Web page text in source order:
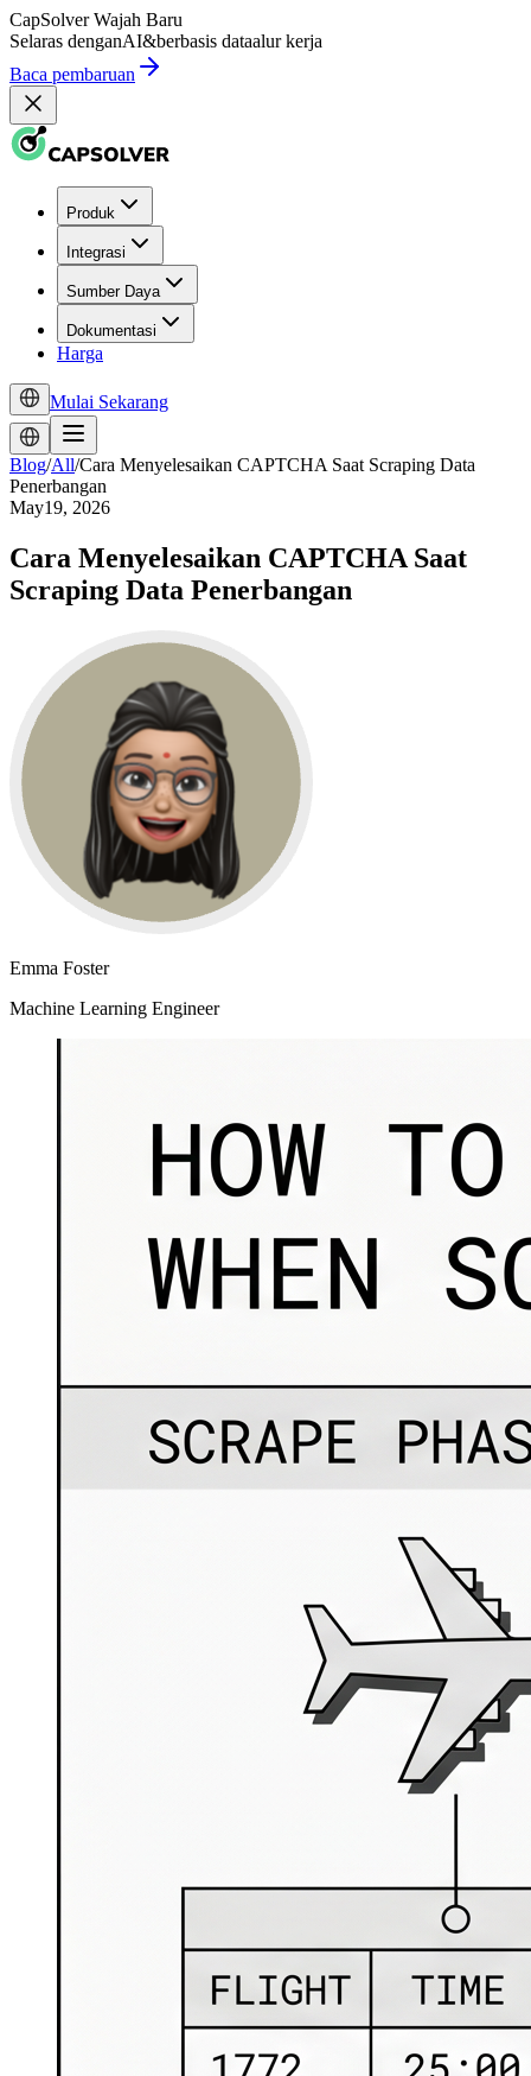
CapSolver Wajah Baru
Selaras denganAI&berbasis dataalur kerja
Baca pembaruan
Produk
Integrasi
Sumber Daya
Dokumentasi
Harga
Mulai Sekarang
Blog/All/Cara Menyelesaikan CAPTCHA Saat Scraping Data
Penerbangan
May19, 2026
Cara Menyelesaikan CAPTCHA Saat
Scraping Data Penerbangan
Emma Foster
Machine Learning Engineer